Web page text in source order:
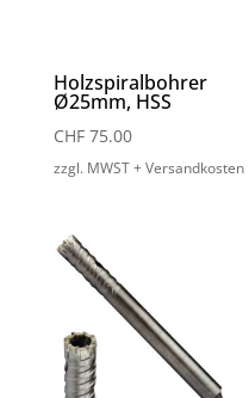
Holzspiralbohrer
Ø25mm, HSS
CHF75.00
zzgl. MWST + Versandkosten